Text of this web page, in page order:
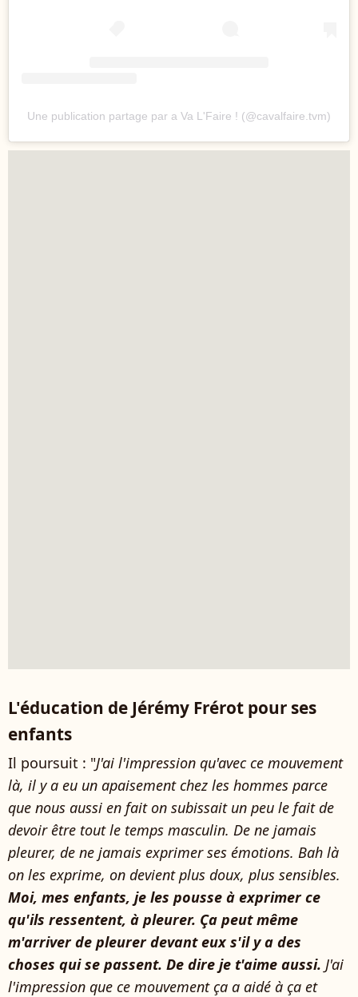
Une publication partage par a Va L'Faire ! (@cavalfaire.tvm)
L'éducation de Jérémy Frérot pour ses
enfants
Il poursuit : "J'ai l'impression qu'avec ce mouvement
là, il y a eu un apaisement chez les hommes parce
que nous aussi en fait on subissait un peu le fait de
devoir être tout le temps masculin. De ne jamais
pleurer, de ne jamais exprimer ses émotions. Bah là
on les exprime, on devient plus doux, plus sensibles.
Moi, mes enfants, je les pousse à exprimer ce
qu'ils ressentent, à pleurer. Ça peut même
m'arriver de pleurer devant eux s'il y a des
choses qui se passent. De dire je t'aime aussi. J'ai
l'impression que ce mouvement ça a aidé à ça et